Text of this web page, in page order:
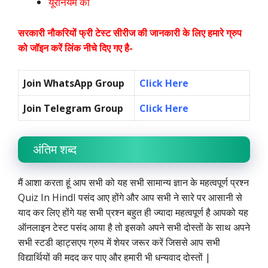
सरकारी नौकरियों फ्री टेस्ट सीरीज की जानकारी के लिए हमारे ग्रुप
को जॉइन करें लिंक नीचे दिए गए है-
Join WhatsApp Group
Click Here
Join Telegram Group
Click Here
अंतिम शब्द
मैं आशा करता हूं आप सभी को यह सभी सामान्य ज्ञान के महत्वपूर्ण प्रश्न
Quiz In HindI पसंद आए होंगे और आप सभी ने सारे पर आसानी से
याद कर लिए होंगे यह सभी प्रश्न बहुत ही ज्यादा महत्वपूर्ण है आपको यह
ऑनलाइन टेस्ट पसंद आया है तो इसको अपने सभी दोस्तों के साथ अपने
सभी स्टडी व्हाट्सएप ग्रुप में शेयर जरूर करें जिससे आप सभी
विद्यार्थियों की मदद कर पाए और हमारी भी धन्यवाद दोस्तों |